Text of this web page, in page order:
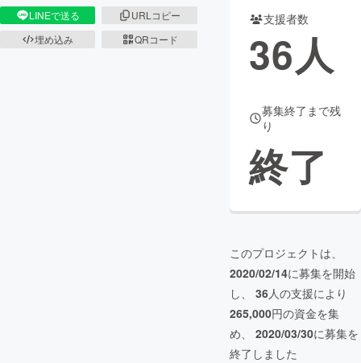
LINEで送る
URLコピー
埋め込み
QRコード
支援者数
36人
募集終了まで残
り
終了
このプロジェクトは、
2020/02/14に募集を開始
し、 36人の支援により
265,000円の資金を集
め、 2020/03/30に募集を
終了しました